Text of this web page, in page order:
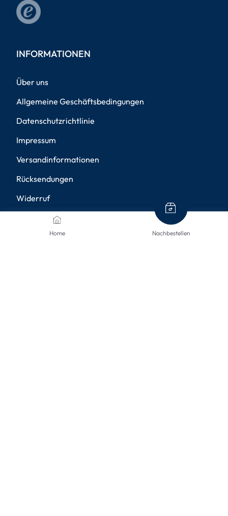
Home Nachbestellen
INFORMATIONEN
Über uns
Allgemeine Geschäftsbedingungen
Datenschutzrichtlinie
Impressum
Versandinformationen
Rücksendungen
Widerruf
Barrierefreiheit
Privatsphäre-Einstellungen